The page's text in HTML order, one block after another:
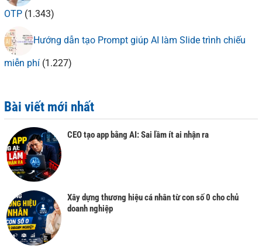
OTP (1.343)
Hướng dẫn tạo Prompt giúp AI làm Slide trình chiếu
miễn phí (1.227)
Bài viết mới nhất
CEO tạo app bằng AI: Sai lầm ít ai nhận ra
Xây dựng thương hiệu cá nhân từ con số 0 cho chủ
doanh nghiệp